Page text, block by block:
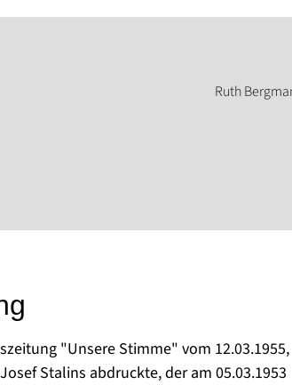
"Unsere Stimme" vom 12.03.1955,
Stalins abdruckte, der am 05.03.1953